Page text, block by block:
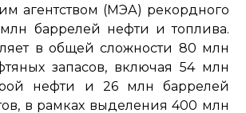
агентством (МЭА) рекордного
баррелей нефти и топлива.
в общей сложности 80 млн
запасов, включая 54 млн
нефти и 26 млн баррелей
в рамках выделения 400 млн